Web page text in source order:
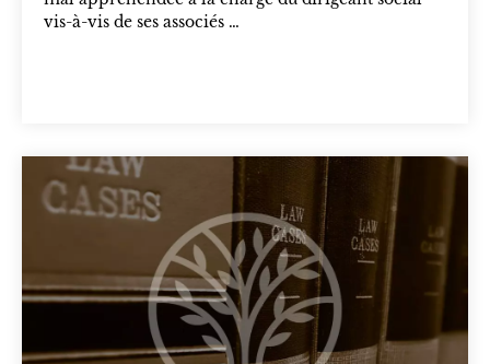
vis-à-vis de ses associés …